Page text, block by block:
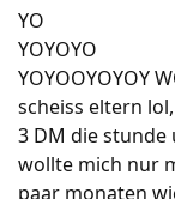
YO
YOYOYO
YOYOOYOYOY
scheiss eltern
3 DM die stunde
wollte mich nur
paar monaten